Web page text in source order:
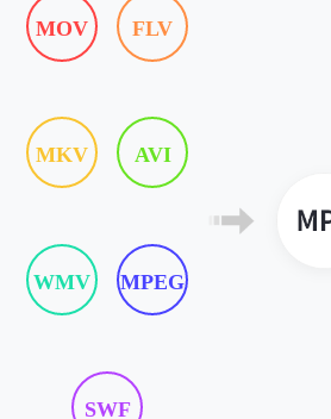
MOV FLV
MKV AVI
WMV MPEG
SWF